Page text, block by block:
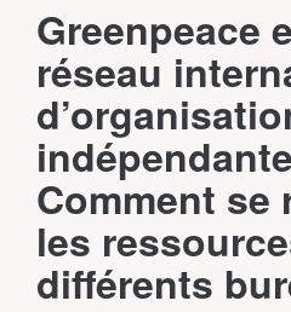
Greenpeace
réseau
Comment se
les
différents